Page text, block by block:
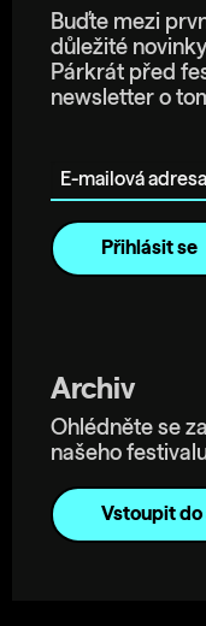
Buďte mezi
důležité
Párkrát před
newsletter o
Archiv
Ohlédněte se
našeho
Vstoupit do